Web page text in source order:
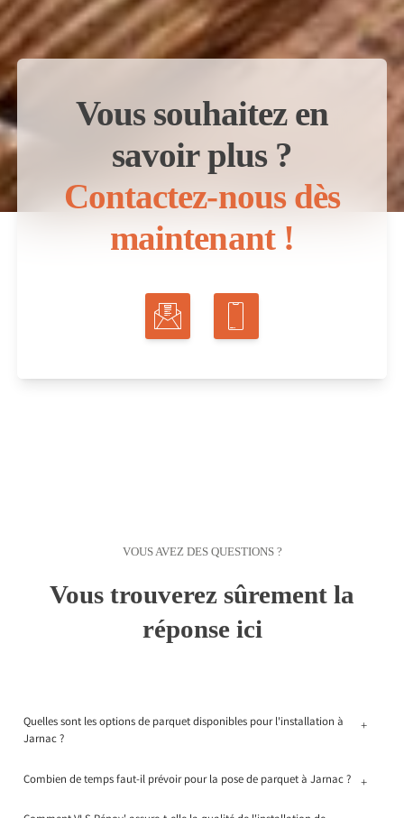
Vous souhaitez en
savoir plus ?
Contactez-nous dès
maintenant !
VOUS AVEZ DES QUESTIONS ?
Vous trouverez sûrement la
réponse ici
Quelles sont les options de parquet disponibles pour l'installation à
Jarnac ?
+
Combien de temps faut-il prévoir pour la pose de parquet à Jarnac ? +